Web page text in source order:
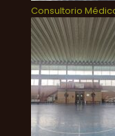
Consultorio